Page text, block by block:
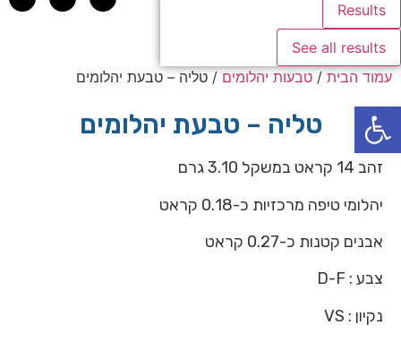
Results
See all results
עמוד הבית / טבעות יהלומים / טליה – טבעת יהלומים
טליה – טבעת יהלומים
זהב 14 קראט במשקל 3.10 גרם
יהלומי טיפה מרכזיות כ-0.18 קראט
אבנים קטנות כ-0.27 קראט
צבע : D-F
נקיון : VS
פתח סרגל נגישות